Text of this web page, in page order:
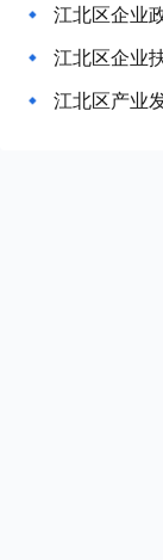
江北区企业
江北区企业
江北区产业